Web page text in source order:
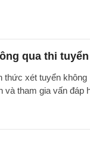
qua thi
xét tuyển
và tham gia vấn đáp